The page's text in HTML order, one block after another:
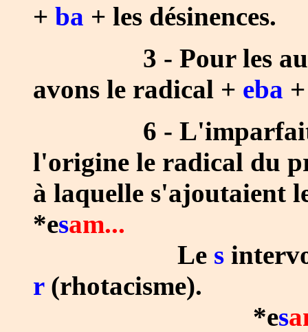
+ ba + les désinences.
3 - Pour les
avons le radical + eba
6 - L'imparfait
l'origine le radical du
à laquelle s'ajoutaient
*esam...
Le s
r(rhotacisme).
*es